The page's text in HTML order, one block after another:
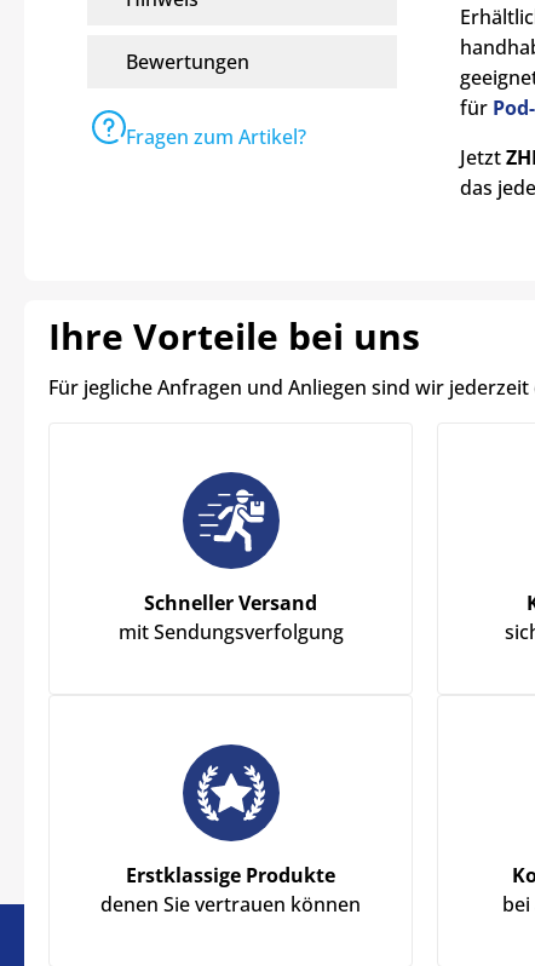
Bewertungen
Fragen zum Artikel?
für
Jetzt
das
Ihre Vorteile bei uns
Für jegliche Anfragen und Anliegen sind wir
Schneller Versand
mit Sendungsverfolgung
Erstklassige Produkte
denen Sie vertrauen können